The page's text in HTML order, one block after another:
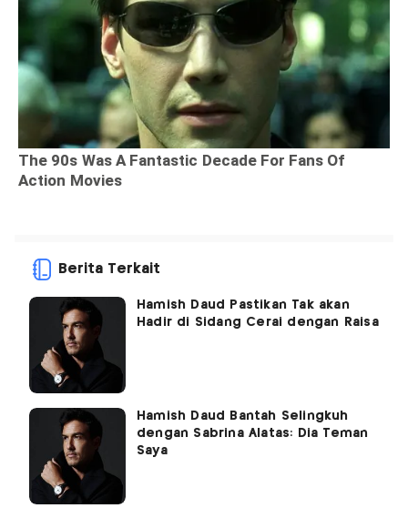
Berita Terkait
Hamish Daud Pastikan Tak akan
Hadir di Sidang Cerai dengan Raisa
Hamish Daud Bantah Selingkuh
dengan Sabrina Alatas: Dia Teman
Saya